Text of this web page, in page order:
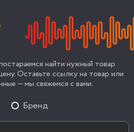
найти нужный товар
Оставьте ссылку на товар или
— мы свяжемся с вами.
Бренд